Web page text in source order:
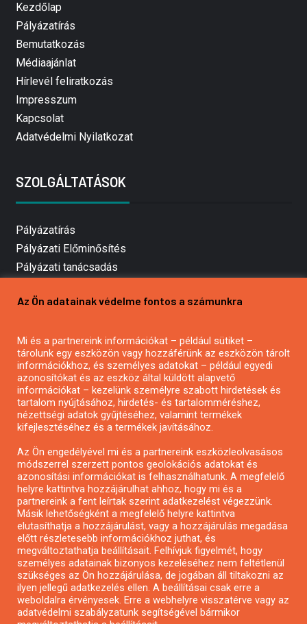
Kezdőlap
Pályázatírás
Bemutatkozás
Médiaajánlat
Hírlevél feliratkozás
Impresszum
Kapcsolat
Adatvédelmi Nyilatkozat
SZOLGÁLTATÁSOK
Pályázatírás
Pályázati Előminősítés
Pályázati tanácsadás
Mezőgazdasági pályázatírás
Pályázatírás civil szervezeteknek
Pályázatírás önkormányzatoknak
Pályázatfigyelés
Specifikus pályázatfigyelés vagy hírlevél
Pályázatok magánszemélyeknek
Pályázatok civil szervezeteknek
Pályázatok vállalkozásoknak
Önkormányzati pályázatok
Mezőgazdasági pályázatok
Falusi turizmus pályázatok
Napelem pályázatok
GINOP pályázatok
Az Ön adatainak védelme fontos a számunkra
Mi és a partnereink információkat – például sütiket –
tárolunk egy eszközön vagy hozzáférünk az eszközön tárolt
információkhoz, és személyes adatokat – például egyedi
azonosítókat és az eszköz által küldött alapvető
információkat – kezelünk személyre szabott hirdetések és
tartalom nyújtásához, hirdetés- és tartalomméréshez,
nézettségi adatok gyűjtéséhez, valamint termékek
kifejlesztéséhez és a termékek javításához.
Az Ön engedélyével mi és a partnereink eszközleolvasásos
módszerrel szerzett pontos geolokációs adatokat és
azonosítási információkat is felhasználhatunk. A megfelelő
helyre kattintva hozzájárulhat ahhoz, hogy mi és a
partnereink a fent leírtak szerint adatkezelést végezzünk.
Másik lehetőségként a megfelelő helyre kattintva
elutasíthatja a hozzájárulást, vagy a hozzájárulás megadása
előtt részletesebb információkhoz juthat, és
megváltoztathatja beállításait. Felhívjuk figyelmét, hogy
személyes adatainak bizonyos kezeléséhez nem feltétlenül
szükséges az Ön hozzájárulása, de jogában áll tiltakozni az
ilyen jellegű adatkezelés ellen. A beállításai csak erre a
weboldalra érvényesek. Erre a webhelyre visszatérve vagy az
adatvédelmi szabályzatunk segítségével bármikor